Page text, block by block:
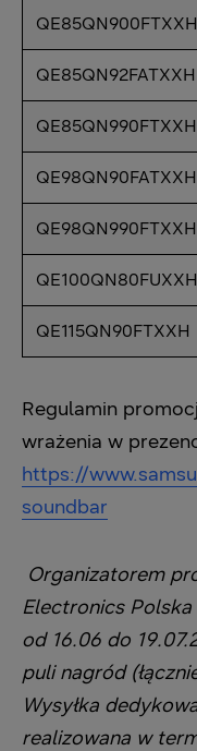
QE85QN900FTXXH
QE85QN92FATXXH
QE85QN990FTXXH
QE98QN90FATXXH
QE98QN990FTXXH
QE100QN80FUXXH
QE115QN90FTXXH
Regulamin
wrażenia w
https://
soundbar
Organizatorem
Electronics
od 16.06 do
puli nagród
Wysyłka
realizowana w